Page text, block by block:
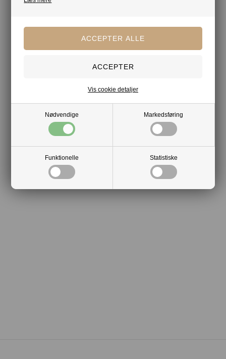
Nødvendige Markedsføring
Funktionelle Statistiske
Vis cookie detaljer
Chokoladeæsker
Lagerførende
Gratis kort med hilsen og firmalogo
Hurtig levering